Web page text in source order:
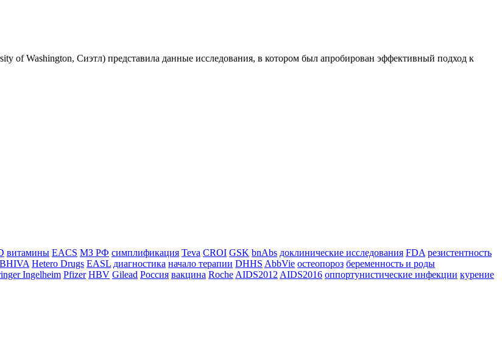
of Washington, Сиэтл) представила данные исследования, в котором был апробирован эффективный подход к
витамины EACS МЗ РФ симплификация Teva CROI GSK bnAbs доклинические исследования FDA резистентность
BHIVA Hetero Drugs EASL диагностика начало терапии DHHS AbbVie остеопороз беременность и роды
Ingelheim Pfizer HBV Gilead Россия вакцина Roche AIDS2012 AIDS2016 оппортунистические инфекции курение